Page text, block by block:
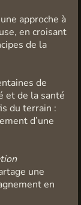
approche à
en croisant
de la
de
et de la santé
du terrain :
d’une
une
en